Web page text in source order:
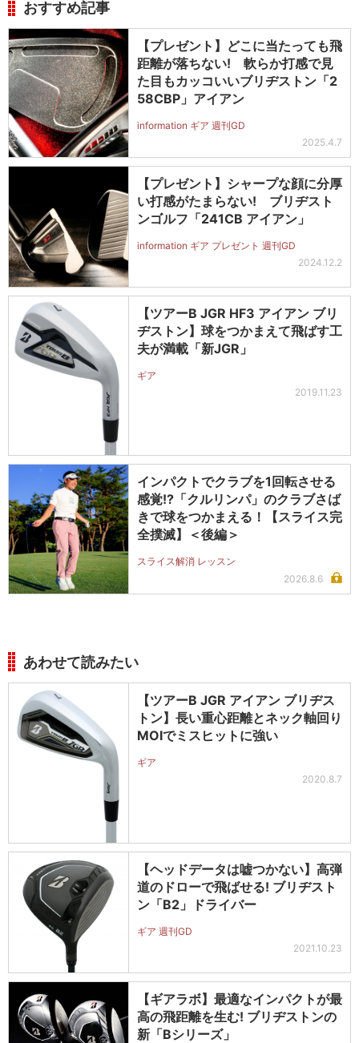
おすすめ記事
【プレゼント】どこに当たっても飛
距離が落ちない! 軟らか打感で見
た目もカッコいいブリヂストン「2
58CBP」アイアン
information ギア 週刊GD
2025.4.7
【プレゼント】シャープな顔に分厚
い打感がたまらない! ブリヂスト
ンゴルフ「241CB アイアン」
information ギア プレゼント 週刊GD
2024.12.2
【ツアーB JGR HF3 アイアン ブリ
ヂストン】球をつかまえて飛ばす工
夫が満載「新JGR」
ギア
2019.11.23
インパクトでクラブを1回転させる
感覚!?「クルリンパ」のクラブさば
きで球をつかまえる！【スライス完
全撲滅】＜後編＞
スライス解消 レッスン
2026.8.6
あわせて読みたい
【ツアーB JGR アイアン ブリヂス
トン】長い重心距離とネック軸回り
MOIでミスヒットに強い
ギア
2020.8.7
【ヘッドデータは嘘つかない】高弾
道のドローで飛ばせる! ブリヂスト
ン「B2」ドライバー
ギア 週刊GD
2021.10.23
【ギアラボ】最適なインパクトが最
高の飛距離を生む! ブリヂストンの
新「Bシリーズ」